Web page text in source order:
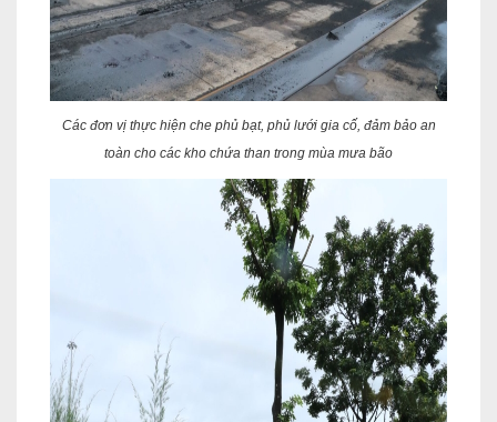
Các đơn vị thực hiện che phủ bạt, phủ lưới gia cố, đảm bảo an
toàn cho các kho chứa than trong mùa mưa bão